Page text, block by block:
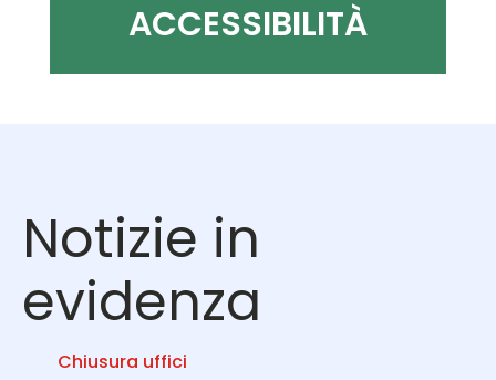
ACCESSIBILITÀ
Notizie in
evidenza
Chiusura uffici